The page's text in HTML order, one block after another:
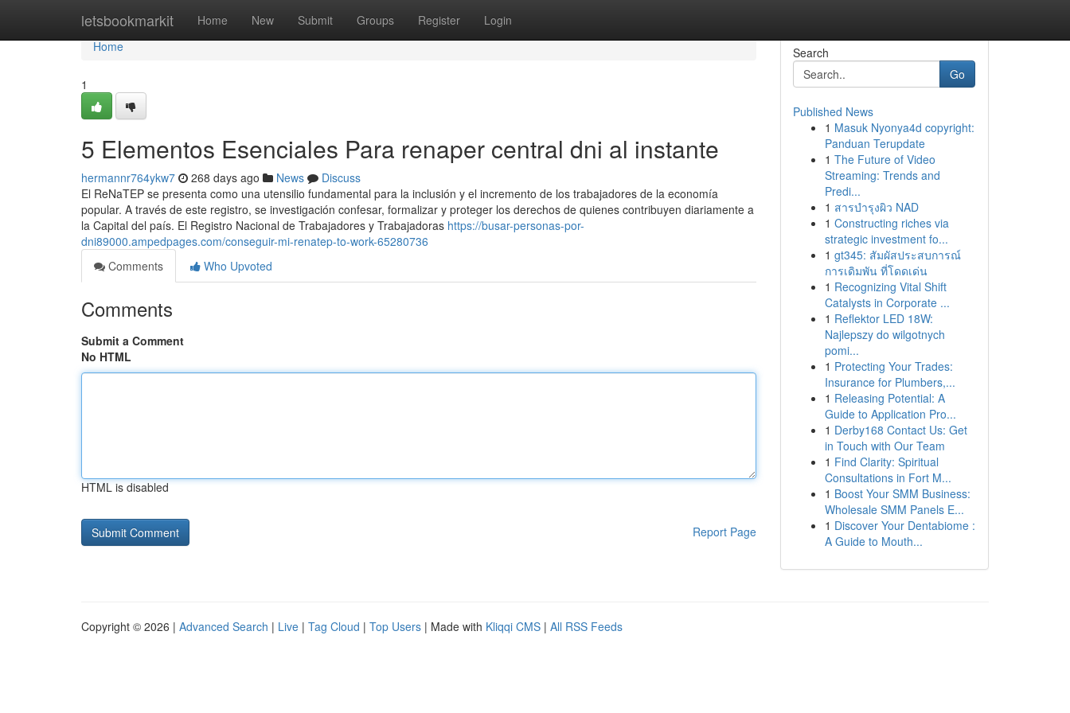
letsbookmarkit Home New Submit Groups Register Login
Home
Home
1
5 Elementos Esenciales Para renaper central dni al instante
hermannr764ykw7 268 days ago News
Discuss
El⁣ ReNaTEP se presenta como ‍una ⁣utensilio fundamental para la inclusión y el incremento de los trabajadores de la economía
popular. ⁣A través de este registro,⁣ se investigación confesar, formalizar y proteger los derechos de quienes contribuyen diariamente a
la Capital del país. El Registro Nacional de Trabajadores y Trabajadoras https://busar-personas-por-
dni89000.ampedpages.com/conseguir-mi-renatep-to-work-65280736
Comments
Who Upvoted
Comments
Submit a Comment
No HTML
HTML is disabled
Report Page
Search
Go
Published News
1 Masuk Nyonya4d copyright:
Panduan Terupdate
1 The Future of Video
Streaming: Trends and
Predi...
1 สารบำรุงผิว NAD
1 Constructing riches via
strategic investment fo...
1 gt345: สัมผัสประสบการณ์
การเดิมพัน ที่โดดเด่น
1 Recognizing Vital Shift
Catalysts in Corporate ...
1 Reflektor LED 18W:
Najlepszy do wilgotnych
pomi...
1 Protecting Your Trades:
Insurance for Plumbers,...
1 Releasing Potential: A
Guide to Application Pro...
1 Derby168 Contact Us: Get
in Touch with Our Team
1 Find Clarity: Spiritual
Consultations in Fort M...
1 Boost Your SMM Business:
Wholesale SMM Panels E...
1 Discover Your Dentabiome :
A Guide to Mouth...
Copyright © 2026 | Advanced Search | Live | Tag Cloud | Top Users | Made with Kliqqi CMS | All RSS Feeds